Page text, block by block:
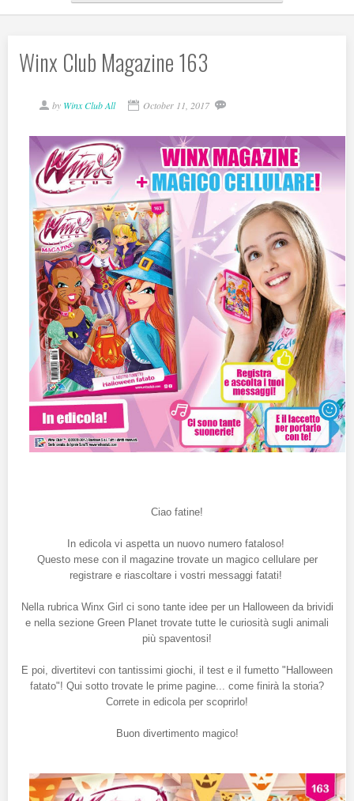
Winx Club Magazine 163
by Winx Club All October 11, 2017
Ciao fatine!
In edicola vi aspetta un nuovo numero fataloso!
Questo mese con il magazine trovate un magico cellulare per
registrare e riascoltare i vostri messaggi fatati!
Nella rubrica Winx Girl ci sono tante idee per un Halloween da brividi
e nella sezione Green Planet trovate tutte le curiosità sugli animali
più spaventosi!
E poi, divertitevi con tantissimi giochi, il test e il fumetto "Halloween
fatato"! Qui sotto trovate le prime pagine... come finirà la storia?
Correte in edicola per scoprirlo!
Buon divertimento magico!